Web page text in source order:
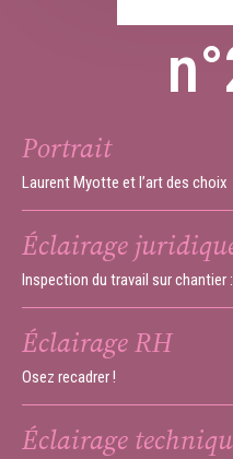
Portrait
Laurent Myotte et l’art des choix
Éclairage
Inspection du travail sur
Éclairage RH
Osez recadrer !
Éclairage